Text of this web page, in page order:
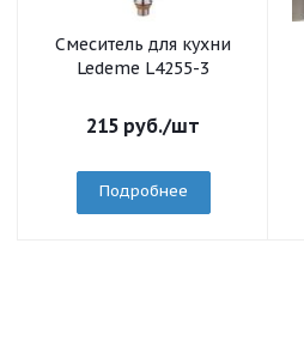
Смеситель для кухни
Ledeme L4255-3
215 руб./шт
Подробнее